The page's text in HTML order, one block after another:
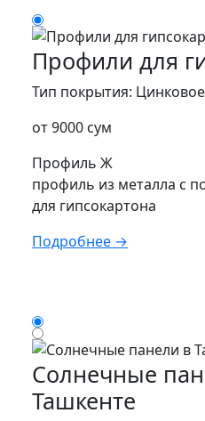
Профили для
Тип покрытия:
от 9000 сум
Профиль Ж
профиль из металла с
для гипсокартона
Подробнее →
Солнечные
Ташкенте